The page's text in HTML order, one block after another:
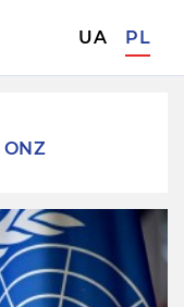
UA PL
ONZ